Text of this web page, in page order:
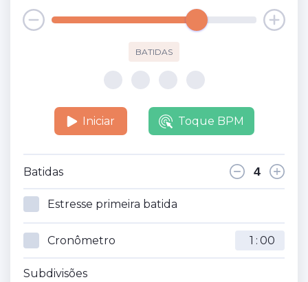
BATIDAS
Iniciar Toque BPM
Batidas
Estresse primeira batida
Cronômetro :
Subdivisões